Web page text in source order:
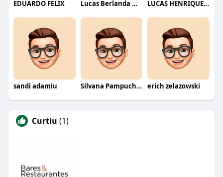
EDUARDO FELIX Lucas Berlanda Moraes LUCAS HENRIQUE RIBEIRO
sandi adamiu Silvana Pampuch Andreata erich zelazowski
Curtiu (1)